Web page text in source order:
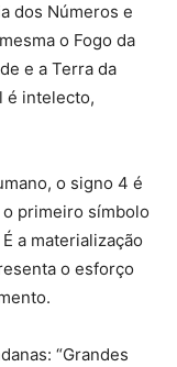
dos Números e
o Fogo da
e a Terra da
é intelecto,
o signo 4 é
primeiro símbolo
a materialização
o esforço
“Grandes